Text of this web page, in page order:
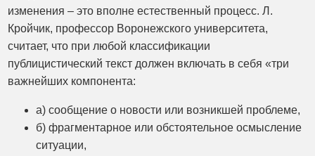
изменения – это вполне естественный процесс. Л.
Кройчик, профессор Воронежского университета,
считает, что при любой классификации
публицистический текст должен включать в себя «три
важнейших компонента:
а) сообщение о новости или возникшей проблеме,
б) фрагментарное или обстоятельное осмысление
ситуации,